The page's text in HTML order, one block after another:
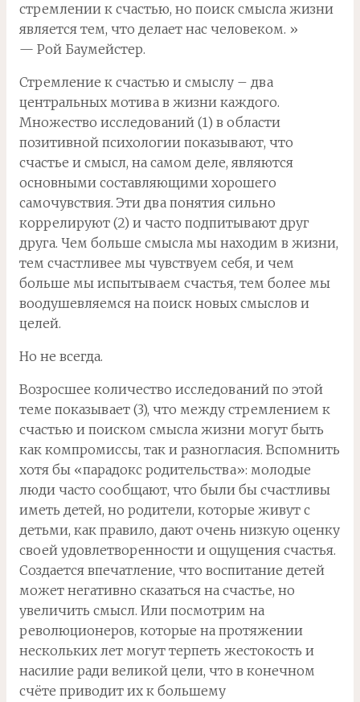
стремлении к счастью, но поиск смысла жизни
является тем, что делает нас человеком. »
— Рой Баумейстер.
Стремление к счастью и смыслу – два
центральных мотива в жизни каждого.
Множество исследований (1) в области
позитивной психологии показывают, что
счастье и смысл, на самом деле, являются
основными составляющими хорошего
самочувствия. Эти два понятия сильно
коррелируют (2) и часто подпитывают друг
друга. Чем больше смысла мы находим в жизни,
тем счастливее мы чувствуем себя, и чем
больше мы испытываем счастья, тем более мы
воодушевляемся на поиск новых смыслов и
целей.
Но не всегда.
Возросшее количество исследований по этой
теме показывает (3), что между стремлением к
счастью и поиском смысла жизни могут быть
как компромиссы, так и разногласия. Вспомнить
хотя бы «парадокс родительства»: молодые
люди часто сообщают, что были бы счастливы
иметь детей, но родители, которые живут с
детьми, как правило, дают очень низкую оценку
своей удовлетворенности и ощущения счастья.
Создается впечатление, что воспитание детей
может негативно сказаться на счастье, но
увеличить смысл. Или посмотрим на
революционеров, которые на протяжении
нескольких лет могут терпеть жестокость и
насилие ради великой цели, что в конечном
счёте приводит их к большему